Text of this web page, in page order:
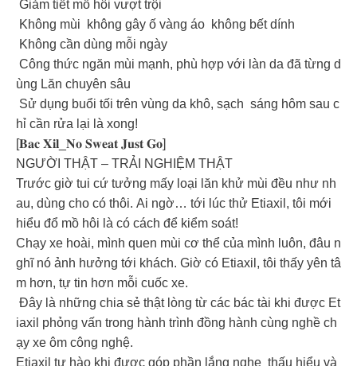
️ Giảm tiết mồ hôi vượt trội
️ Không mùi không gây ố vàng áo không bết dính
️ Không cần dùng mỗi ngày
️ Công thức ngăn mùi mạnh, phù hợp với làn da đã từng d
ùng Lăn chuyên sâu
Sử dụng buổi tối trên vùng da khô, sạch sáng hôm sau c
hỉ cần rửa lại là xong!
[𝐁𝐚𝐜 𝐗𝐢𝐥_𝐍𝐨 𝐒𝐰𝐞𝐚𝐭 𝐉𝐮𝐬𝐭 𝐆𝐨]
NGƯỜI THẬT – TRẢI NGHIỆM THẬT
Trước giờ tui cứ tưởng mấy loại lăn khử mùi đều như nh
au, dùng cho có thôi. Ai ngờ… tới lúc thử Etiaxil, tôi mới
hiểu đổ mồ hôi là có cách để kiểm soát!
Chạy xe hoài, mình quen mùi cơ thể của mình luôn, đâu n
ghĩ nó ảnh hưởng tới khách. Giờ có Etiaxil, tôi thấy yên tâ
m hơn, tự tin hơn mỗi cuốc xe.
Đây là những chia sẻ thật lòng từ các bác tài khi được Et
iaxil phỏng vấn trong hành trình đồng hành cùng nghề ch
ạy xe ôm công nghệ.
Etiaxil tự hào khi được góp phần lắng nghe thấu hiểu và